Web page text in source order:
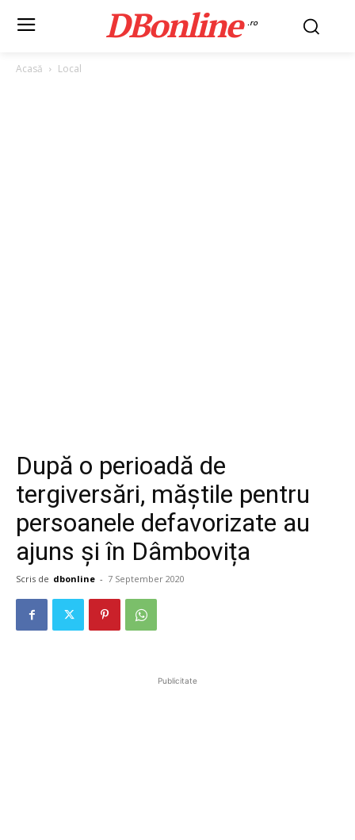
DBonline .ro
Acasă Local
După o perioadă de
tergiversări, măștile pentru
persoanele defavorizate au
ajuns și în Dâmbovița
Scris de dbonline - 7 September 2020
Publicitate